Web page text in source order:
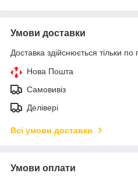
Умови доставки
Доставка здійснюється тільки по
Нова Пошта
Самовивіз
Делівері
Всі умови доставки
Умови оплати